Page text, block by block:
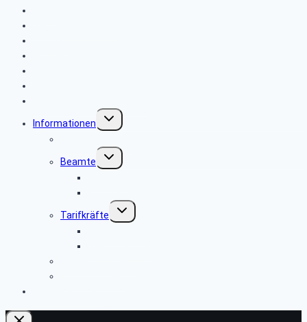
Informationen
Untermenü
umschalten
Beamte
Untermenü
umschalten
Tarifkräfte
Untermenü
umschalten